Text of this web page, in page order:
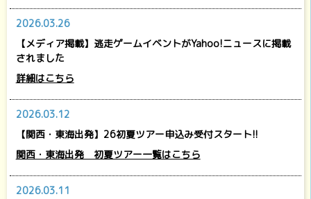
2026.03.26
【メディア掲載】逃走ゲームイベントがYahoo!ニュースに掲載
されました
詳細はこちら
2026.03.12
【関西・東海出発】26初夏ツアー申込み受付スタート!!
関西・東海出発 初夏ツアー一覧はこちら
2026.03.11